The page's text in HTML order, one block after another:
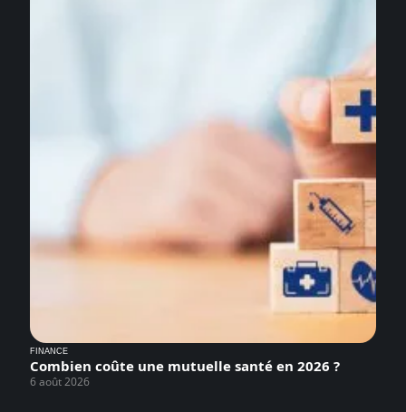
FINANCE
Combien coûte une mutuelle santé en 2026 ?
6 août 2026